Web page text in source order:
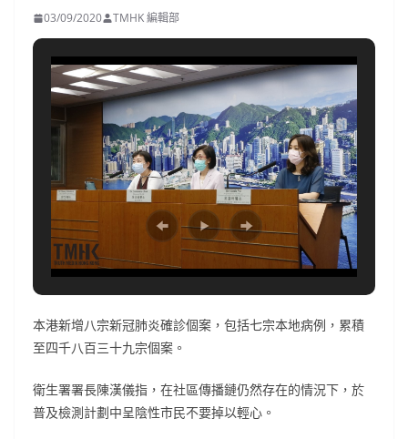
03/09/2020 TMHK 編輯部
本港新增八宗新冠肺炎確診個案，包括七宗本地病例，累積
至四千八百三十九宗個案。
衛生署署長陳漢儀指，在社區傳播鏈仍然存在的情況下，於
普及檢測計劃中呈陰性市民不要掉以輕心。